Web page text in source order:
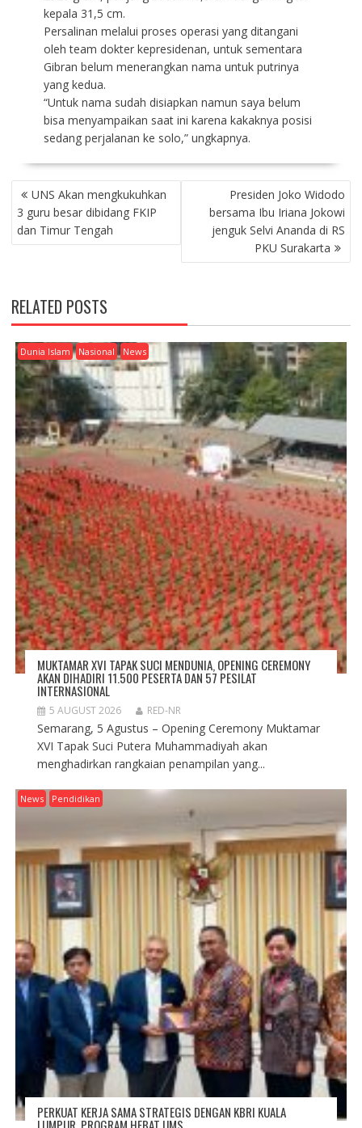
kepala 31,5 cm.
Persalinan melalui proses operasi yang ditangani
oleh team dokter kepresidenan, untuk sementara
Gibran belum menerangkan nama untuk putrinya
yang kedua.
“Untuk nama sudah disiapkan namun saya belum
bisa menyampaikan saat ini karena kakaknya posisi
sedang perjalanan ke solo,” ungkapnya.
P
O
S
T
V
I
G
A
T
O
N
UNS Akan mengkukuhkan
3 guru besar dibidang FKIP
dan Timur Tengah
Presiden Joko Widodo
bersama Ibu Iriana Jokowi
jenguk Selvi Ananda di RS
PKU Surakarta
RELATED POSTS
Dunia Islam Nasional News
MUKTAMAR XVI TAPAK SUCI MENDUNIA, OPENING CEREMONY
AKAN DIHADIRI 11.500 PESERTA DAN 57 PESILAT
INTERNASIONAL
5 AUGUST 2026 RED-NR
Semarang, 5 Agustus – Opening Ceremony Muktamar
XVI Tapak Suci Putera Muhammadiyah akan
menghadirkan rangkaian penampilan yang...
News Pendidikan
PERKUAT KERJA SAMA STRATEGIS DENGAN KBRI KUALA